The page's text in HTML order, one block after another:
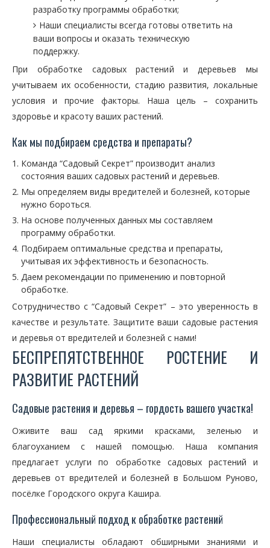
разработку программы обработки;
Наши специалисты всегда готовы ответить на
ваши вопросы и оказать техническую
поддержку.
При обработке садовых растений и деревьев мы
учитываем их особенности, стадию развития, локальные
условия и прочие факторы. Наша цель – сохранить
здоровье и красоту ваших растений.
Как мы подбираем средства и препараты?
Команда “Садовый Секрет” производит анализ
состояния ваших садовых растений и деревьев.
Мы определяем виды вредителей и болезней, которые
нужно бороться.
На основе полученных данных мы составляем
программу обработки.
Подбираем оптимальные средства и препараты,
учитывая их эффективность и безопасность.
Даем рекомендации по применению и повторной
обработке.
Сотрудничество с “Садовый Секрет” – это уверенность в
качестве и результате. Защитите ваши садовые растения
и деревья от вредителей и болезней с нами!
БЕСПРЕПЯТСТВЕННОЕ РОСТЕНИЕ И
РАЗВИТИЕ РАСТЕНИЙ
Садовые растения и деревья – гордость вашего участка!
Оживите ваш сад яркими красками, зеленью и
благоуханием с нашей помощью. Наша компания
предлагает услуги по обработке садовых растений и
деревьев от вредителей и болезней в Большом Руново,
посёлке Городского округа Кашира.
Профессиональный подход к обработке растений
Наши специалисты обладают обширными знаниями и